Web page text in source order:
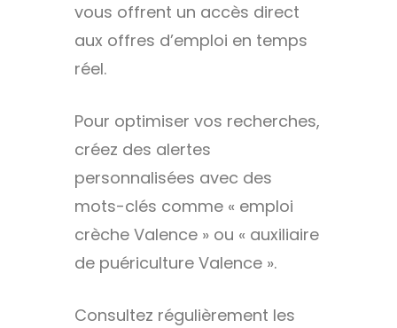
vous offrent un accès direct
aux offres d’emploi en temps
réel.
Pour optimiser vos recherches,
créez des alertes
personnalisées avec des
mots-clés comme « emploi
crèche Valence » ou « auxiliaire
de puériculture Valence ».
Consultez régulièrement les